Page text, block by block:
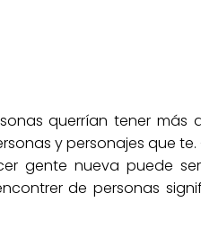
querrían tener más
y personajes que te.
gente nueva puede
de personas